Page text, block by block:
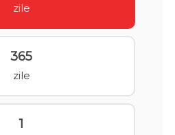
zile
365
zile
1